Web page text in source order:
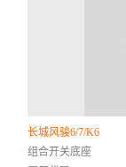
长城风骏6/7/K6
组合开关底座